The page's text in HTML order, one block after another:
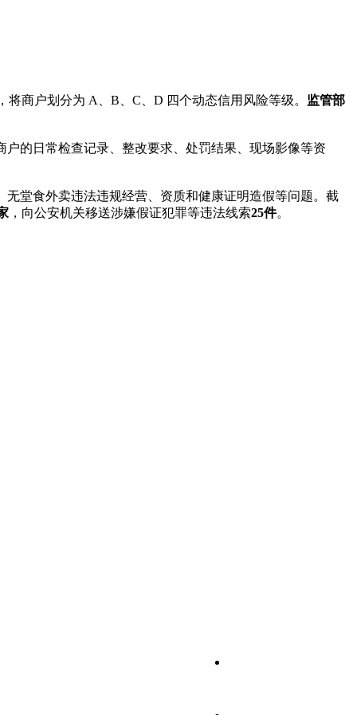
商户划分为 A、B、C、D 四个动态信用风险等级。 监管部
的日常检查记录、整改要求、处罚结果、现场影像等资
堂食外卖违法违规经营、资质和健康证明造假等问题。截
，向公安机关移送涉嫌假证犯罪等违法线索25件。